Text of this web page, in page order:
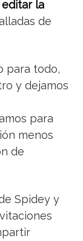
la
de
para todo,
y dejamos
para
menos
de
Spidey y